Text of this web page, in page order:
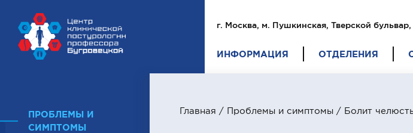
г. Москва, м. Пушкинская, Тверской бульвар,
ИНФОРМАЦИЯ ОТДЕЛЕНИЯ
ПРОБЛЕМЫ И
СИМПТОМЫ
Главная / Проблемы и симптомы / Болит